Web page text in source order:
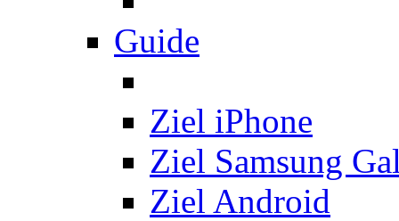
Guide
Ziel iPhone
Ziel Samsung
Ziel Android